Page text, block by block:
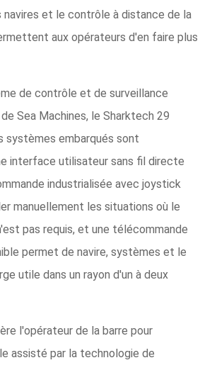
et le contrôle à distance de la
aux opérateurs d'en faire plus
de contrôle et de surveillance
Sea Machines, le Sharktech 29
systèmes embarqués sont
interface utilisateur sans fil directe
industrialisée avec joystick
manuellement les situations où le
pas requis, et une télécommande
permet de navire, systèmes et le
utile dans un rayon d'un à deux
l'opérateur de la barre pour
assisté par la technologie de